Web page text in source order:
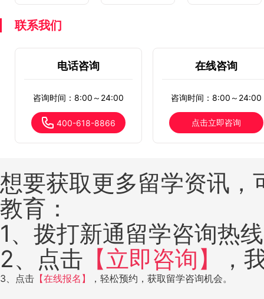
联系我们
电话咨询
咨询时间：8:00～24:00
400-618-8866
在线咨询
咨询时间：8:00～24:00
点击立即咨询
想要获取更多留学资讯
教育：
1、拨打新通留学咨询热
2、点击 【立即咨询】 ，
3、点击 【在线报名】 ，轻松预约，获取留学咨询机会。